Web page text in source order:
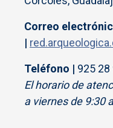
Correo
|
Teléfono | 925 28
El horario de
a viernes de 9:30